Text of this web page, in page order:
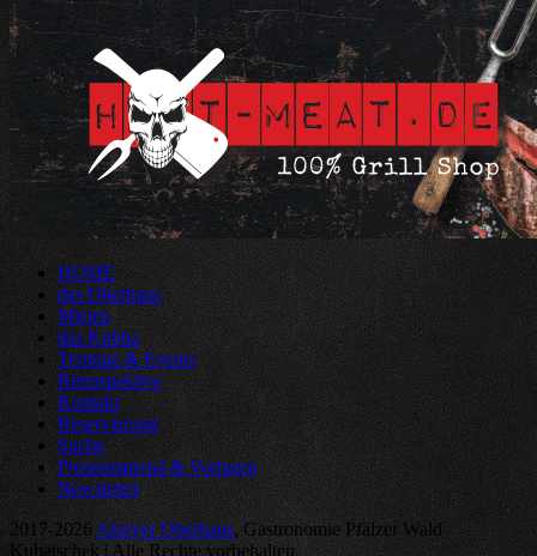
HOME
das Oberhaus
Mieten
das Kubba
Termine & Events
Retrospektive
Kontakt
Reservierung
Suche
Pressematerial & Vorlagen
Newsletter
2017-2026 Alzeyer Oberhaus, Gastronomie Pfälzer Wald
Kubatschek | Alle Rechte vorbehalten.